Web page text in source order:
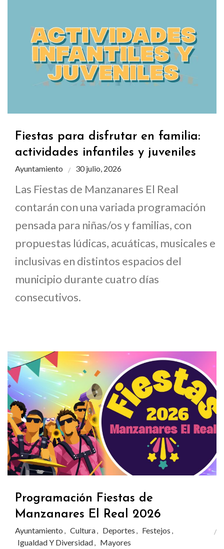
Fiestas para disfrutar en familia:
actividades infantiles y juveniles
Ayuntamiento 30 julio, 2026
Las Fiestas de Manzanares El Real
contarán con una variada programación
pensada para niñas/os y familias, con
propuestas lúdicas, acuáticas, musicales e
inclusivas en distintos espacios del
municipio durante cuatro días
consecutivos.
Programación Fiestas de
Manzanares El Real 2026
Ayuntamiento , Cultura, Deportes , Festejos ,
Igualdad Y Diversidad, Mayores